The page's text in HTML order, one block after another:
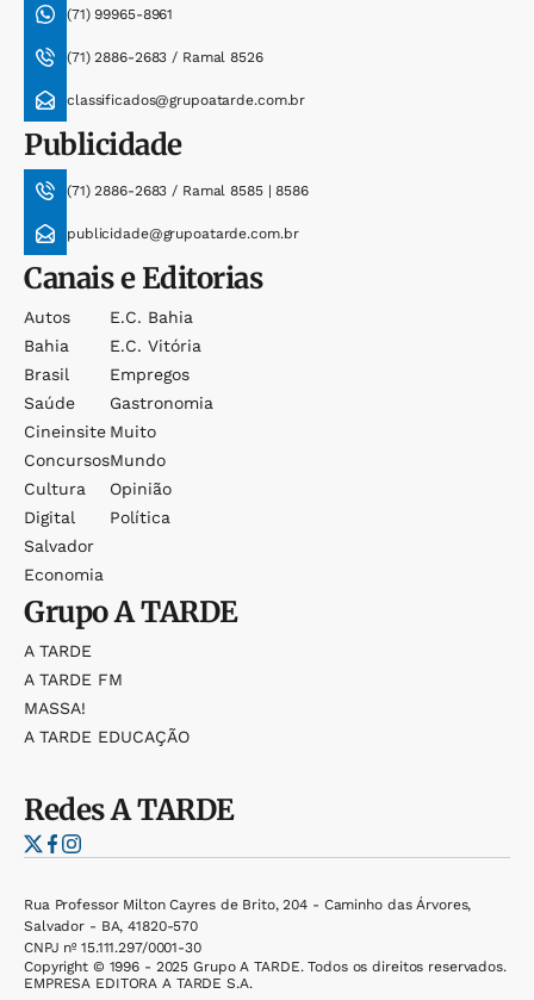
(71) 99965-8961
(71) 2886-2683 / Ramal 8526
classificados@grupoatarde.com.br
Publicidade
(71) 2886-2683 / Ramal 8585 | 8586
publicidade@grupoatarde.com.br
Canais e Editorias
Autos
Bahia
Brasil
Saúde
Cineinsite
Concursos
Cultura
Digital
Salvador
Economia
E.c. Bahia
E.c. Vitória
Empregos
Gastronomia
Muito
Mundo
Opinião
Política
GrupoA TARDE
A TARDE
A TARDE FM
MASSA!
A TARDE EDUCAÇÃO
RedesA TARDE
Rua Professor Milton Cayres de Brito, 204 - Caminho das Árvores,
Salvador - BA, 41820-570
CNPJ nº 15.111.297/0001-30
Copyright © 1996 - 2025 Grupo A TARDE. Todos os direitos reservados.
EMPRESA EDITORA A TARDE S.A.